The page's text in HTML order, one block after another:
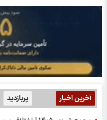
آخرین اخبار پربازدید